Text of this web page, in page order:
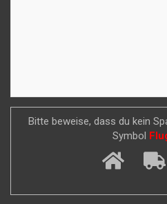
Bitte beweise, dass du kein
Symbol